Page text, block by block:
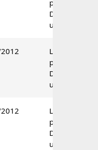
procedente.
Decisão
unânime.
Lançamento
procedente.
Decisão
unânime.
Lançamento
procedente.
Decisão
unânime.